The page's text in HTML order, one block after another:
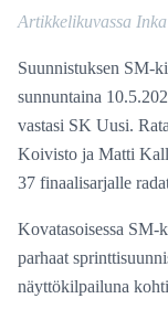
Artikkelikuvassa
Suunnistuksen SM-
sunnuntaina
vastasi SK Uusi.
Koivisto ja Matti
37 finaalisarjalle
Kovatasoisessa
parhaat
näyttökilpailuna